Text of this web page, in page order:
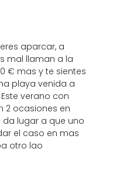
aparcar, a
mal llaman a la
€ mas y te sientes
playa venida a
verano con
2 ocasiones en
lugar a que uno
el caso en mas
otro lao